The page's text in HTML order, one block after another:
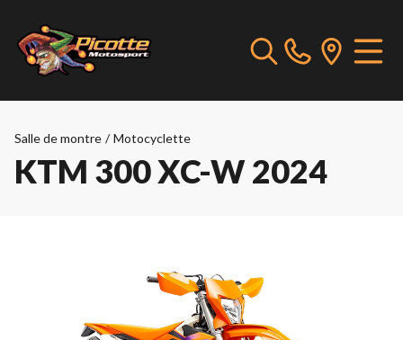
Salle de montre / Motocyclette
KTM 300 XC-W 2024